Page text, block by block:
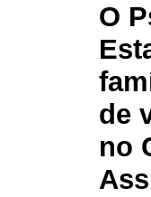
O
de
no